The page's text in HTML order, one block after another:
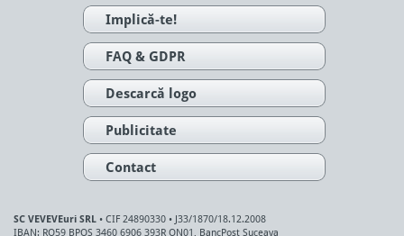
Implică-te!
FAQ & GDPR
Descarcă logo
Publicitate
Contact
SC VEVEVEuri SRL • CIF 24890330 • J33/1870/18.12.2008
IBAN: RO59 BPOS 3460 6906 393R ON01, BancPost Suceava